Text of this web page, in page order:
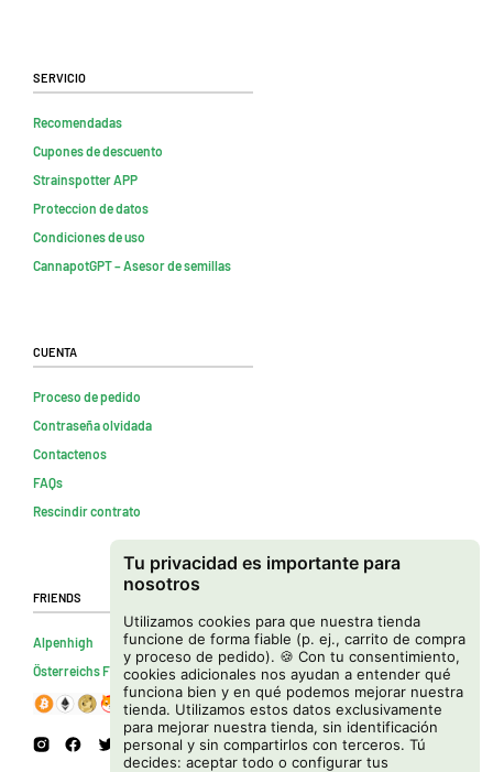
Tu privacidad es importante para
nosotros
Utilizamos cookies para que nuestra tienda
funcione de forma fiable (p. ej., carrito de compra
y proceso de pedido). 🍪 Con tu consentimiento,
cookies adicionales nos ayudan a entender qué
funciona bien y en qué podemos mejorar nuestra
tienda. Utilizamos estos datos exclusivamente
para mejorar nuestra tienda, sin identificación
personal y sin compartirlos con terceros. Tú
decides: aceptar todo o configurar tus
Servicio
Recomendadas
Cupones de descuento
Strainspotter APP
Proteccion de datos
Condiciones de uso
CannapotGPT – Asesor de semillas
Cuenta
Proceso de pedido
Contraseña olvidada
Contactenos
FAQs
Rescindir contrato
Friends
Alpenhigh
Österreichs Firmenverzeichnis